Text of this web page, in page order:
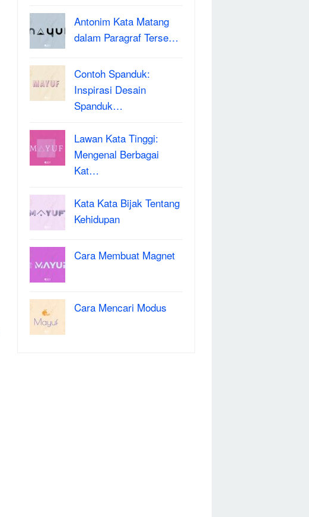
Antonim Kata Matang
dalam Paragraf Terse…
Contoh Spanduk:
Inspirasi Desain
Spanduk…
Lawan Kata Tinggi:
Mengenal Berbagai
Kat…
Kata Kata Bijak Tentang
Kehidupan
Cara Membuat Magnet
Cara Mencari Modus